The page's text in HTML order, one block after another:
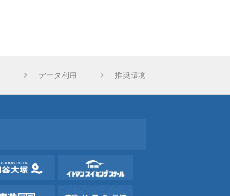
データ利用 推奨環境